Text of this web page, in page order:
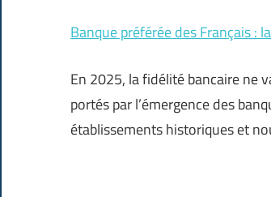
Banque préférée des Français :
En 2025, la fidélité bancaire ne
portés par l’émergence des
établissements historiques et